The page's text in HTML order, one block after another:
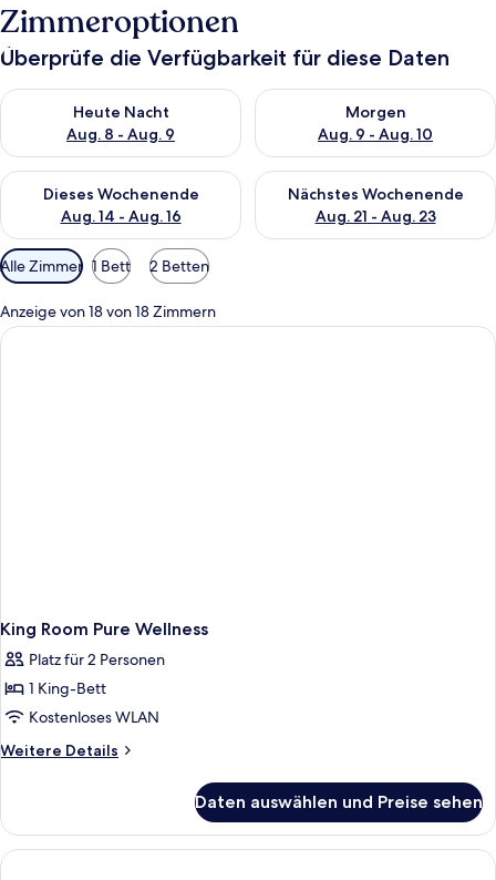
Zimmeroptionen
Überprüfe die Verfügbarkeit für diese Daten
Heute Nacht
Aug. 8 - Aug. 9
Überprüfe die Verfügbarkeit für heute Nacht, Aug. 8 - Aug. 9.
Morgen
Aug. 9 - Aug. 10
Überprüfe die Verfügbarkeit
Dieses Wochenende
Aug. 14 - Aug. 16
Überprüfe die Verfügbarkeit für dieses Wochenende, Aug. 14
Nächstes Wochenende
Aug. 21 - Aug. 23
Überprüfe die Verfügbarkeit
Verfügbare
Filter
für
Zimmer
Alle Zimmer 1 Bett 2 Betten
Anzeige von 18 von 18 Zimmern
King Room Pure Wellness
Platz für 2 Personen
1 King-Bett
Kostenloses WLAN
Weitere Details
Weitere
Room
Pure
Wellness
Daten auswählen und Preise sehen